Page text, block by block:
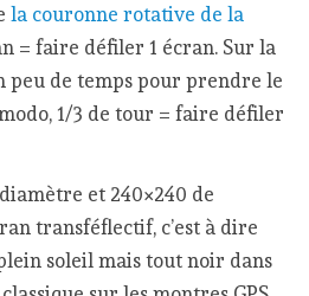
la couronne rotative de la
= faire défiler 1 écran. Sur la
peu de temps pour prendre le
1/3 de tour = faire défiler
et 240×240 de
transféflectif, c’est à dire
soleil mais tout noir dans